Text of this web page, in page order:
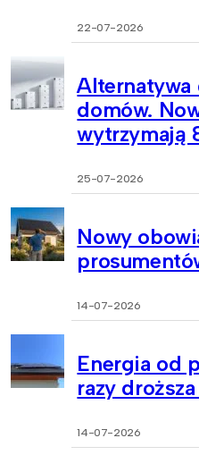
22-07-2026
Alternatywa
domów.
wytrzymają
25-07-2026
Nowy
14-07-2026
Energia od
razy
14-07-2026